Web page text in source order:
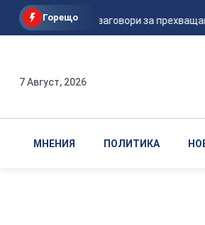
Горещо
Шикорски заговори за
7 Август, 2026
МНЕНИЯ ПОЛИТИКА